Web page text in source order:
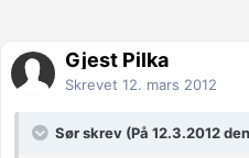
Gjest Pilka
Skrevet 12. mars 2012
Sør skrev (På 12.3.2012